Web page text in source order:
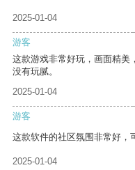
2025-01-04
游客
这款游戏非常好玩，画面精美
没有玩腻。
2025-01-04
游客
这款软件的社区氛围非常好，
2025-01-04